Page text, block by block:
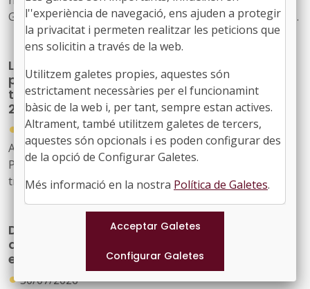
Generalitat i el seu sector públic i Energies Renovables
Públiques de Catalunya, SAU (L'Energètica), i
s'encarrega a L'Energètica la provisió general de serveis
en l'àmbit de l'energia
La Generalitat crea un programa temporal
per impulsar la descarbonització i la
transició cap a una indústria neta fins al
2030
●
30/07/2026
Acord GOV/197/2026, de 28 de juliol, pel qual es crea el
Programa temporal per a la descarbonització i la
transició cap a una indústria neta a Catalunya, horitzó
Drets Socials reforçarà la seva estructura
amb 163 noves places per ampliar i millorar
els serveis públics
●30/07/2026
l''experiència de navegació, ens ajuden a protegir
la privacitat i permeten realitzar les peticions que
ens solicitin a través de la web.
Utilitzem galetes propies, aquestes són
estrictament necessàries per el funcionamint
bàsic de la web i, per tant, sempre estan actives.
Altrament, també utilitzem galetes de tercers,
aquestes són opcionals i es poden configurar des
de la opció de Configurar Galetes.
Més informació en la nostra Política de Galetes.